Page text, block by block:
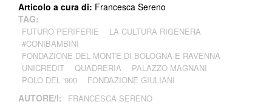
Articolo a cura di: Francesca Sereno
TAG:
FUTURO PERIFERIE
LA CULTURA RIGENERA
#CONIBAMBINI
FONDAZIONE DEL MONTE DI BOLOGNA E RAVENNA
UNICREDIT
QUADRERIA
PALAZZO MAGNANI
POLO DEL '900
FONDAZIONE GIULIANI
AUTORE/I: FRANCESCA SERENO